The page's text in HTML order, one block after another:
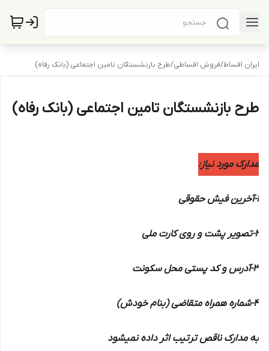
ایران اقساط/فروش اقساطی/طرح بازنشستگان تامین اجتماعی (بانک رفاه)
طرح بازنشستگان تامین اجتماعی (بانک رفاه)
مدارک مورد نیاز:
1-آخرین فیش حقوقی
2-تصویر پشت و روی کارت ملی
3-آدرس و کد پستی محل سکونت
4-شماره همراه متقاضی (بنام خودش)
به مدارک ناقص ترتیب اثر داده نمیشود